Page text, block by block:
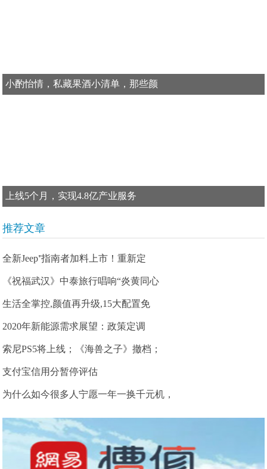
小酌怡情，私藏果酒小清单，那些颜
上线5个月，实现4.8亿产业服务
推荐文章
全新Jeep⁺指南者加料上市！重新定
《祝福武汉》中泰旅行唱响“炎黄同心
生活全掌控,颜值再升级,15大配置免
2020年新能源需求展望：政策定调
索尼PS5将上线；《海兽之子》撤档；
支付宝信用分暂停评估
为什么如今很多人宁愿一年一换千元机，